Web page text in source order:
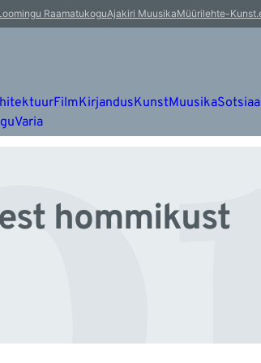
RaamatukoguAjakiri MuusikaMüürilehte-
FilmKirjandusKunstMuusika
Varia
hommikust